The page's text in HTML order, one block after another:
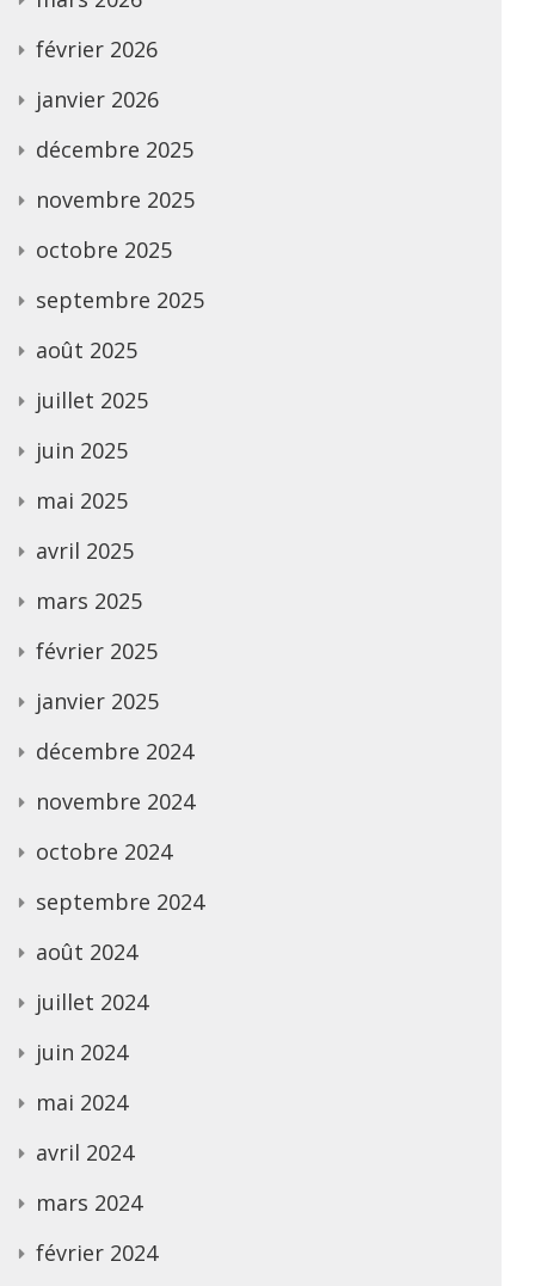
février 2026
janvier 2026
décembre 2025
novembre 2025
octobre 2025
septembre 2025
août 2025
juillet 2025
juin 2025
mai 2025
avril 2025
mars 2025
février 2025
janvier 2025
décembre 2024
novembre 2024
octobre 2024
septembre 2024
août 2024
juillet 2024
juin 2024
mai 2024
avril 2024
mars 2024
février 2024